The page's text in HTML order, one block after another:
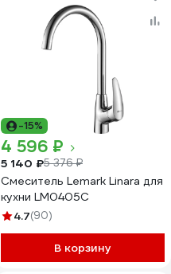
-15%
4 596 ₽
5 140 ₽5 376 ₽
Смеситель Lemark Linara для
кухни LM0405C
4.7(90)
В корзину